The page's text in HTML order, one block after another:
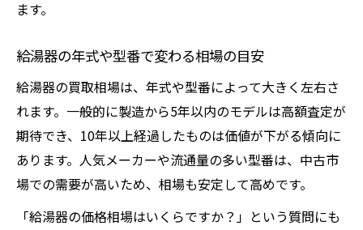
ます。
給湯器の年式や型番で変わる相場の目安
給湯器の買取相場は、年式や型番によって大きく左右さ
れます。一般的に製造から5年以内のモデルは高額査定が
期待でき、10年以上経過したものは価値が下がる傾向に
あります。人気メーカーや流通量の多い型番は、中古市
場での需要が高いため、相場も安定して高めです。
「給湯器の価格相場はいくらですか？」という質問にも